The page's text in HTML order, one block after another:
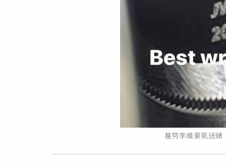
基努李維豪氣送錶